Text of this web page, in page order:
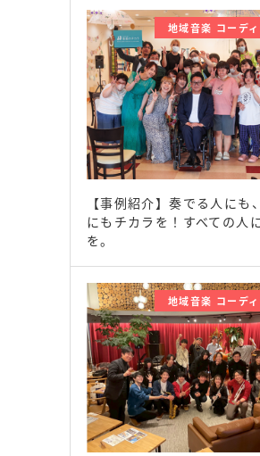
地域音楽 コーデ
【事例紹介】奏でる人にも
にもチカラを！すべての人
を。
地域音楽 コーデ